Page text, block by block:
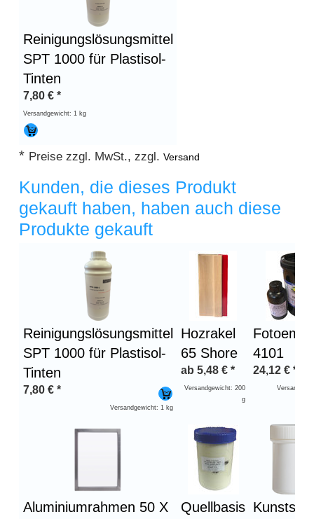
Reinigungslösungsmittel
SPT 1000 für Plastisol-
Tinten
7,80 € *
Versandgewicht: 1 kg
* Preise zzgl. MwSt., zzgl.Versand
Kunden, die dieses Produkt
gekauft haben, haben auch diese
Produkte gekauft
Überschrift
Reinigungslösungsmittel
SPT 1000 für Plastisol-
Tinten
7,80 € *
Versandgewicht: 1 kg
Hozrakel
65 Shore
ab 5,48 € *
Versandgewicht: 200
g
4101
24,12 € *
Aluminiumrahmen 50 X
Quellbasis